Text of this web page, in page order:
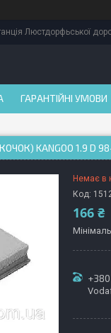
Люстдорфьської
ГАРАНТІЙНІ УМОВИ
KANGOO 1.9 D
Немає в
Код:
166 ₴